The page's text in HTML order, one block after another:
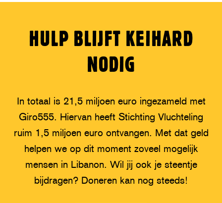
HULP BLIJFT KEIHARD
NODIG
In totaal is 21,5 miljoen euro ingezameld met
Giro555. Hiervan heeft Stichting Vluchteling
ruim 1,5 miljoen euro ontvangen. Met dat geld
helpen we op dit moment zoveel mogelijk
mensen in Libanon. Wil jij ook je steentje
bijdragen? Doneren kan nog steeds!